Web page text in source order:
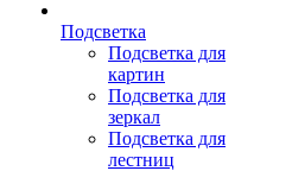
Подсветка
Подсветка для
картин
Подсветка для
зеркал
Подсветка для
лестниц